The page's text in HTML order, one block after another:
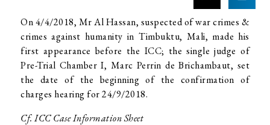
On 4/4/2018, Mr Al Hassan, suspected of war crimes &
crimes against humanity in Timbuktu, Mali, made his
first appearance before the ICC; the single judge of
Pre-Trial Chamber I, Marc Perrin de Brichambaut, set
the date of the beginning of the confirmation of
charges hearing for 24/9/2018.
Cf. ICC Case Information Sheet